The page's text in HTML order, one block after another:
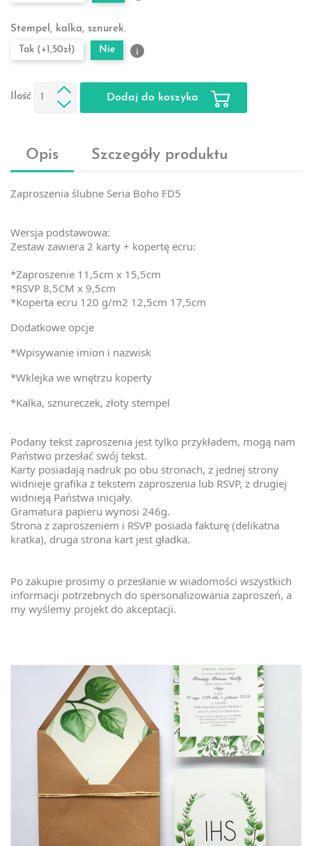
Stempel, kalka, sznurek.
Tak (+1,50zł)
Nie i
Ilość Dodaj do koszyka
Opis Szczegóły produktu
Zaproszenia ślubne Seria Boho FD5
Wersja podstawowa:
Zestaw zawiera 2 karty + kopertę ecru:
*Zaproszenie 11,5cm x 15,5cm
*RSVP 8,5CM x 9,5cm
*Koperta ecru 120 g/m2 12,5cm 17,5cm
Dodatkowe opcje
*Wpisywanie imion i nazwisk
*Wklejka we wnętrzu koperty
*Kalka, sznureczek, złoty stempel
Podany tekst zaproszenia jest tylko przykładem, mogą nam
Państwo przesłać swój tekst.
Karty posiadają nadruk po obu stronach, z jednej strony
widnieje grafika z tekstem zaproszenia lub RSVP, z drugiej
widnieją Państwa inicjały.
Gramatura papieru wynosi 246g.
Strona z zaproszeniem i RSVP posiada fakturę (delikatna
kratka), druga strona kart jest gładka.
Po zakupie prosimy o przesłanie w wiadomości wszystkich
informacji potrzebnych do spersonalizowania zaproszeń, a
my wyślemy projekt do akceptacji.